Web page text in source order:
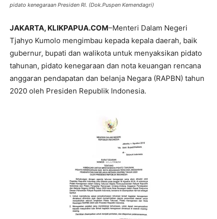
pidato kenegaraan Presiden RI. (Dok.Puspen Kemendagri)
JAKARTA, KLIKPAPUA.COM–Menteri Dalam Negeri
Tjahyo Kumolo mengimbau kepada kepala daerah, baik
gubernur, bupati dan walikota untuk menyaksikan pidato
tahunan, pidato kenegaraan dan nota keuangan rencana
anggaran pendapatan dan belanja Negara (RAPBN) tahun
2020 oleh Presiden Republik Indonesia.